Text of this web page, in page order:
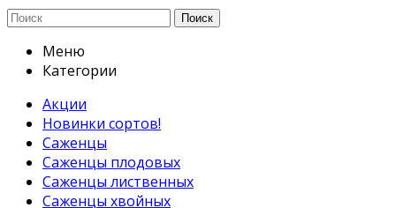
Поиск
Меню
Категории
Акции
Новинки сортов!
Саженцы
Саженцы плодовых
Саженцы лиственных
Саженцы хвойных